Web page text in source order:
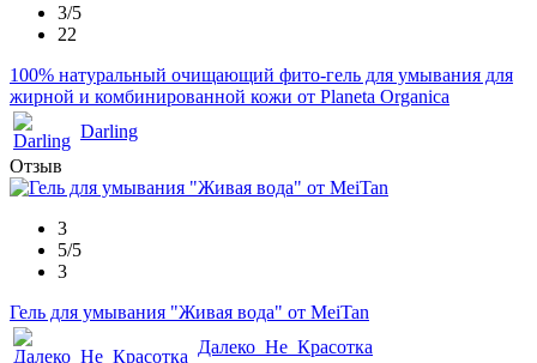
3/5
22
100% натуральный очищающий фито-гель для умывания для
жирной и комбинированной кожи от Planeta Organica
Darling
Отзыв
3
5/5
3
Гель для умывания "Живая вода" от MeiTan
Далеко_Не_Красотка